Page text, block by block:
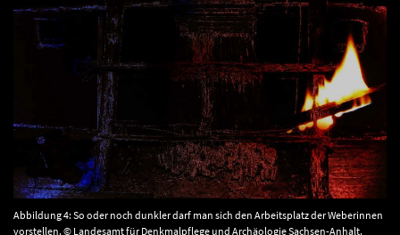
Abbildung 4: So oder noch dunkler darf man sich den Arbeitsplatz der Weberinnen
vorstellen. © Landesamt für Denkmalpflege und Archäologie Sachsen-Anhalt.